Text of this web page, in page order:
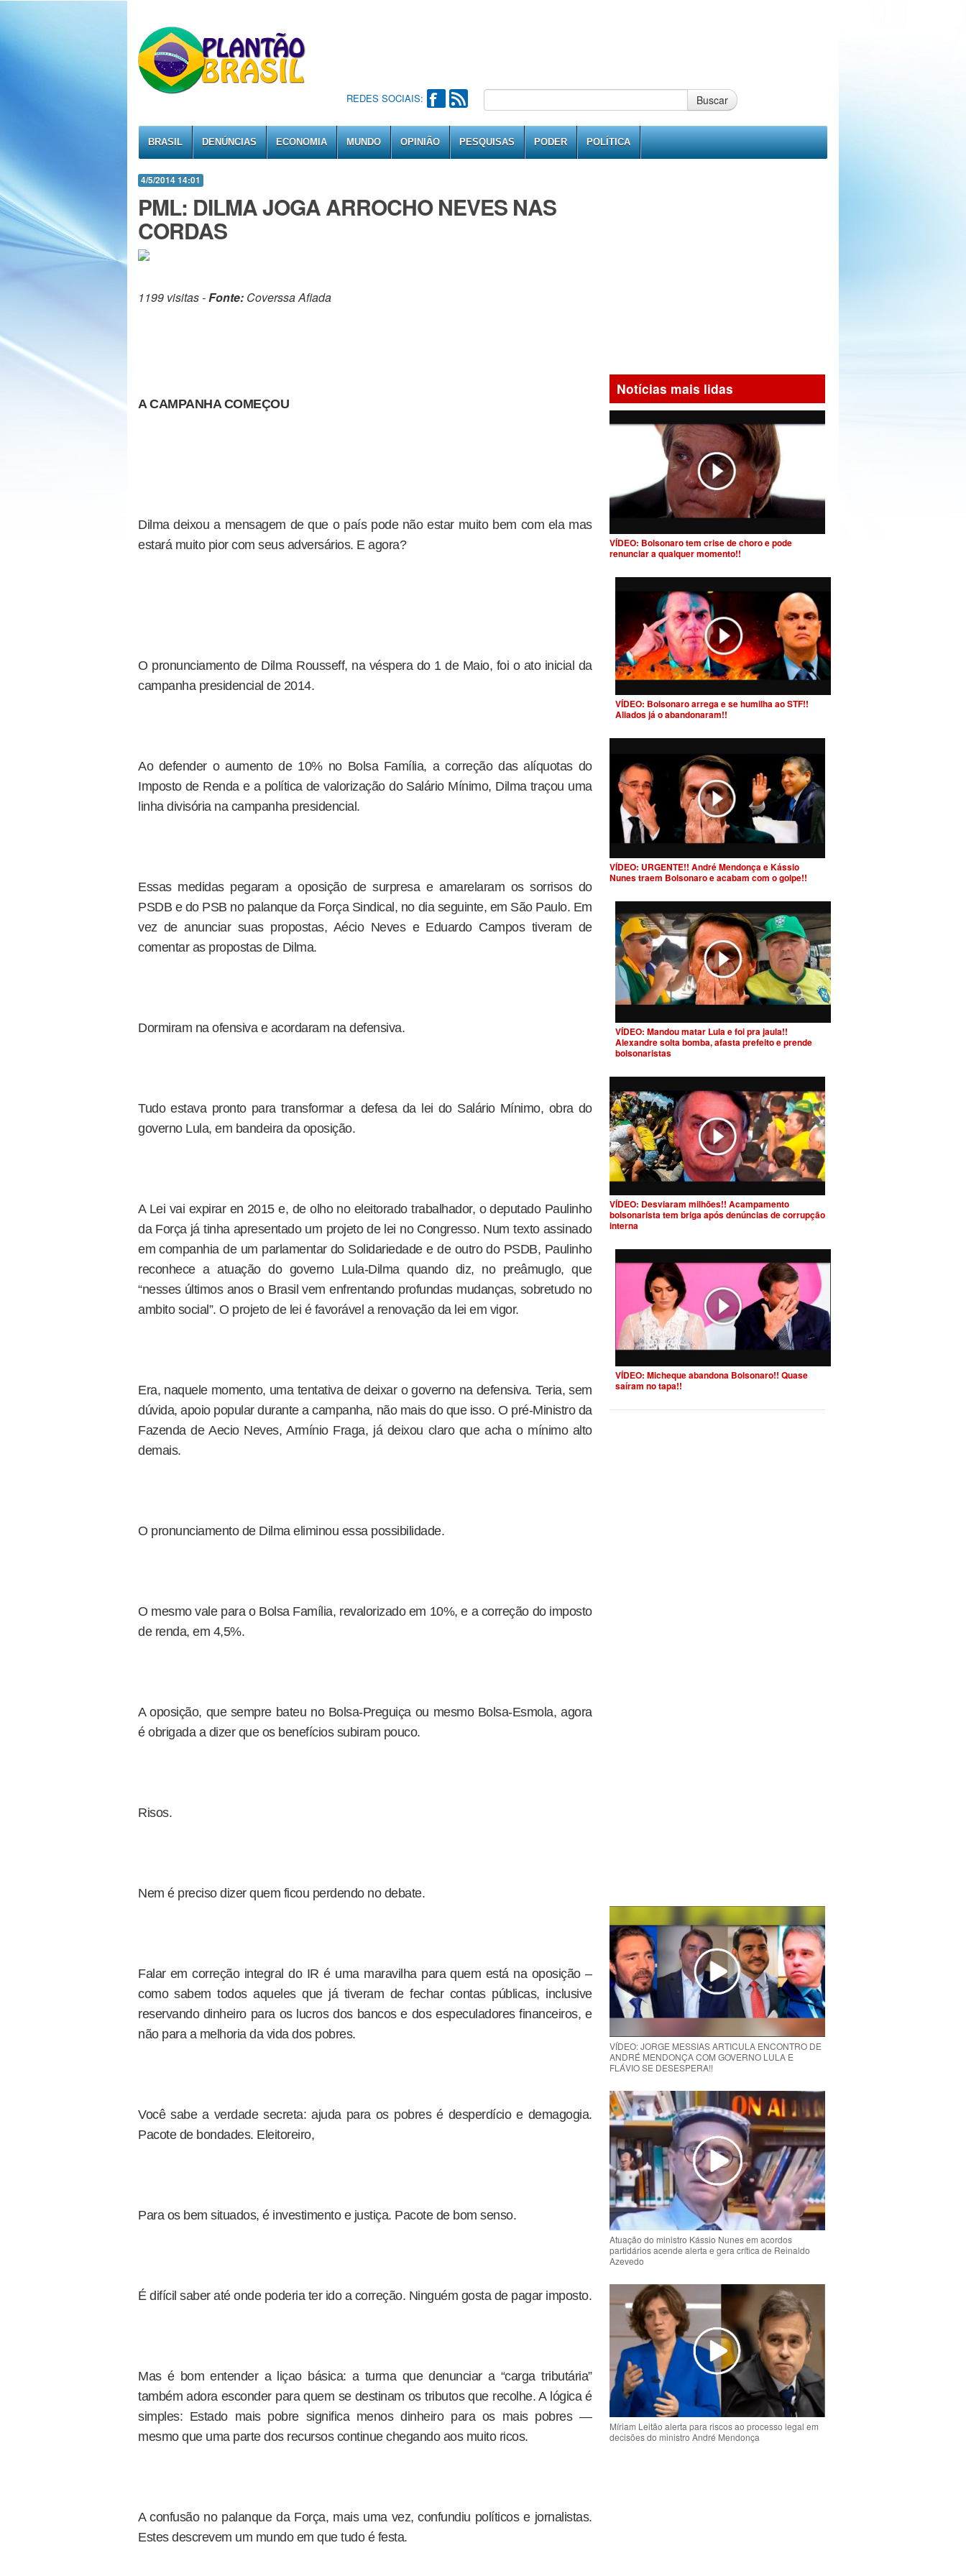
REDES SOCIAIS: Buscar
BRASIL DENÚNCIAS ECONOMIA MUNDO OPINIÃO PESQUISAS PODER POLÍTICA
4/5/2014 14:01
PML: DILMA JOGA ARROCHO NEVES NAS
CORDAS
1199 visitas -Fonte: Coverssa Afiada
A CAMPANHA COMEÇOU
Dilma deixou a mensagem de que o país pode não estar muito bem com ela mas
estará muito pior com seus adversários. E agora?
O pronunciamento de Dilma Rousseff, na véspera do 1 de Maio, foi o ato inicial da
campanha presidencial de 2014.
Ao defender o aumento de 10% no Bolsa Família, a correção das alíquotas do
Imposto de Renda e a política de valorização do Salário Mínimo, Dilma traçou uma
linha divisória na campanha presidencial.
Essas medidas pegaram a oposição de surpresa e amarelaram os sorrisos do
PSDB e do PSB no palanque da Força Sindical, no dia seguinte, em São Paulo. Em
vez de anunciar suas propostas, Aécio Neves e Eduardo Campos tiveram de
comentar as propostas de Dilma.
Dormiram na ofensiva e acordaram na defensiva.
Tudo estava pronto para transformar a defesa da lei do Salário Mínimo, obra do
governo Lula, em bandeira da oposição.
A Lei vai expirar en 2015 e, de olho no eleitorado trabalhador, o deputado Paulinho
da Força já tinha apresentado um projeto de lei no Congresso. Num texto assinado
em companhia de um parlamentar do Solidariedade e de outro do PSDB, Paulinho
reconhece a atuação do governo Lula-Dilma quando diz, no preâmuglo, que
“nesses últimos anos o Brasil vem enfrentando profundas mudanças, sobretudo no
ambito social”. O projeto de lei é favorável a renovação da lei em vigor.
Era, naquele momento, uma tentativa de deixar o governo na defensiva. Teria, sem
dúvida, apoio popular durante a campanha, não mais do que isso. O pré-Ministro da
Fazenda de Aecio Neves, Armínio Fraga, já deixou claro que acha o mínimo alto
demais.
O pronunciamento de Dilma eliminou essa possibilidade.
O mesmo vale para o Bolsa Família, revalorizado em 10%, e a correção do imposto
de renda, em 4,5%.
A oposição, que sempre bateu no Bolsa-Preguiça ou mesmo Bolsa-Esmola, agora
é obrigada a dizer que os benefícios subiram pouco.
Risos.
Nem é preciso dizer quem ficou perdendo no debate.
Falar em correção integral do IR é uma maravilha para quem está na oposição –
como sabem todos aqueles que já tiveram de fechar contas públicas, inclusive
reservando dinheiro para os lucros dos bancos e dos especuladores financeiros, e
não para a melhoria da vida dos pobres.
Você sabe a verdade secreta: ajuda para os pobres é desperdício e demagogia.
Pacote de bondades. Eleitoreiro,
Para os bem situados, é investimento e justiça. Pacote de bom senso.
É difícil saber até onde poderia ter ido a correção. Ninguém gosta de pagar imposto.
Mas é bom entender a liçao básica: a turma que denunciar a “carga tributária”
também adora esconder para quem se destinam os tributos que recolhe. A lógica é
simples: Estado mais pobre significa menos dinheiro para os mais pobres —
mesmo que uma parte dos recursos continue chegando aos muito ricos.
A confusão no palanque da Força, mais uma vez, confundiu políticos e jornalistas.
Estes descrevem um mundo em que tudo é festa.
Notícias mais lidas
VÍDEO: Bolsonaro tem crise de choro e pode
renunciar a qualquer momento!!
VÍDEO: Bolsonaro arrega e se humilha ao STF!!
Aliados já o abandonaram!!
VÍDEO: URGENTE!! André Mendonça e Kássio
Nunes traem Bolsonaro e acabam com o golpe!!
VÍDEO: Mandou matar Lula e foi pra jaula!!
Alexandre solta bomba, afasta prefeito e prende
bolsonaristas
VÍDEO: Desviaram milhões!! Acampamento
bolsonarista tem briga após denúncias de corrupção
interna
VÍDEO: Micheque abandona Bolsonaro!! Quase
saíram no tapa!!
VÍDEO: JORGE MESSIAS ARTICULA ENCONTRO DE
ANDRÉ MENDONÇA COM GOVERNO LULA E
FLÁVIO SE DESESPERA!!
Atuação do ministro Kássio Nunes em acordos
partidários acende alerta e gera crítica de Reinaldo
Azevedo
Míriam Leitão alerta para riscos ao processo legal em
decisões do ministro André Mendonça